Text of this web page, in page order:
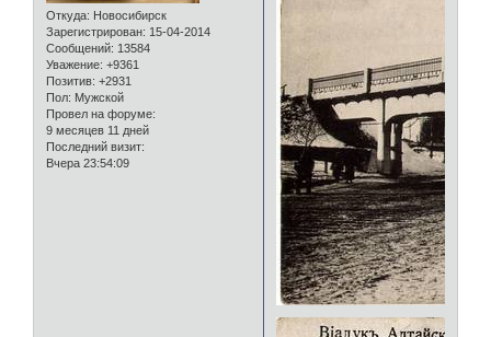
Откуда: Новосибирск
Зарегистрирован: 15-04-2014
Сообщений: 13584
Уважение: +9361
Позитив: +2931
Пол: Мужской
Провел на форуме:
9 месяцев 11 дней
Последний визит:
Вчера 23:54:09